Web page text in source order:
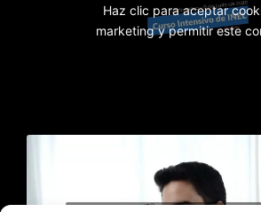
Haz clic para aceptar
marketing y permitir este